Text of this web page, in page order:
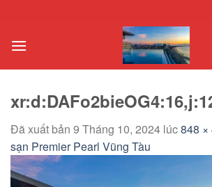
nội
Đã xuất bản 9 Tháng 10, 2024 lúc848 ×
sạn Premier Pearl Vũng Tàu